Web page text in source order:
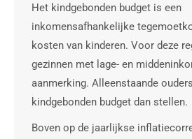
Het kindgebonden budget is een
inkomensafhankelijke
kosten van kinderen. Voor deze
gezinnen met lage- en
aanmerking. Alleenstaande
kindgebonden budget dan stellen.
Boven op de jaarlijkse